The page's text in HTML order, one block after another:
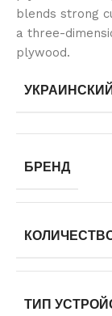
blends strong
a three-
plywood.
БРЕНД
ТИП